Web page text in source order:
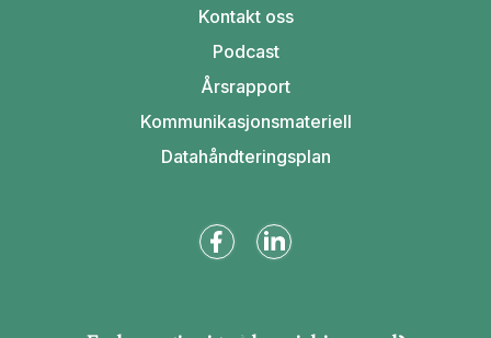
Kontakt oss
Podcast
Årsrapport
Kommunikasjonsmateriell
Datahåndteringsplan